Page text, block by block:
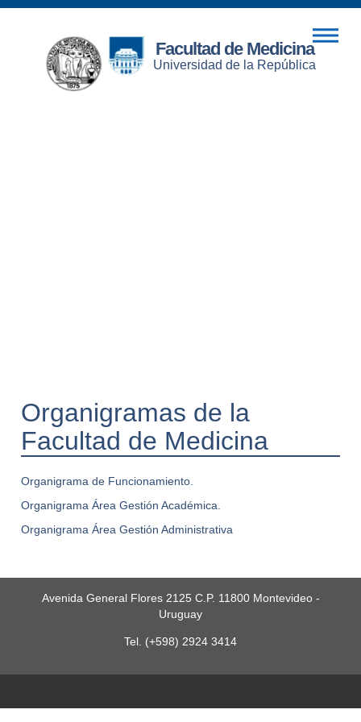
Facultad de Medicina
Universidad de la República
Organigramas de la
Facultad de Medicina
Organigrama de Funcionamiento.
Organigrama Área Gestión Académica.
Organigrama Área Gestión Administrativa
Avenida General Flores 2125 C.P. 11800 Montevideo -
Uruguay
Tel. (+598) 2924 3414